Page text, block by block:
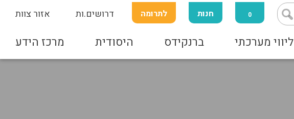
0 חנות לתרומה דרושים.ות אזור צוות
ליווי מערכתי ברנקידס היסודית מרכז הידע